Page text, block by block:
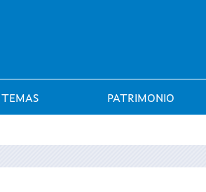
TEMAS PATRIMONIO